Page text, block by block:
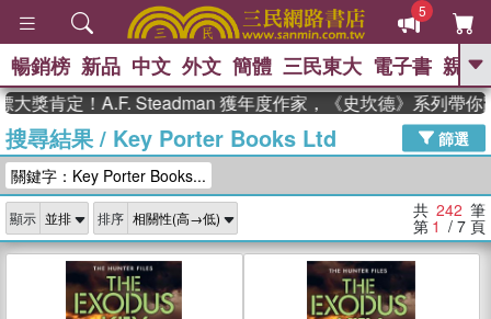
5
GO
熱搜： 東野圭吾 、 The Odyssey 、
父親節 、 如果歷史是一群喵 、 暑期
念華 、 台灣的李登輝時代 、 數學女
孩：黎曼猜想
偉大的迷走神經
暢銷榜 新品 中文 外文 簡體 三民東大 電子書 親子
定！A.F. Steadman 獲年度作家，《史坎德》系列帶你踏上熱
搜尋結果/ Key Porter Books Ltd
篩選
關鍵字：Key Porter Books...
顯示 排序 共 242 筆
第 1 / 7 頁